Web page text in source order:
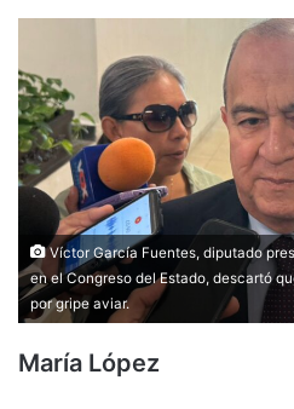
Víctor García Fuentes, diputado
en el Congreso del Estado, descartó
por gripe aviar.
María López